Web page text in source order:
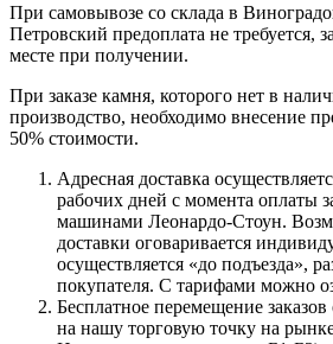
При самовывозе со склада в
Петровский предоплата не требуется,
месте при получении.
При заказе камня, которого нет в
производство, необходимо внесение
50% стоимости.
Адресная доставка
рабочих дней с момента оплаты
машинами Леонардо-Стоун.
доставки оговаривается
осуществляется «до подъезда»,
покупателя. С тарифами можно
Бесплатное перемещение
на нашу торговую точку на